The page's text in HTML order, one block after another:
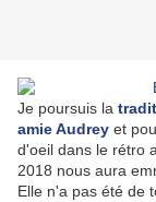
Je poursuis la
amie Audrey et
d'oeil dans le rétro
2018 nous aura
Elle n'a pas été de